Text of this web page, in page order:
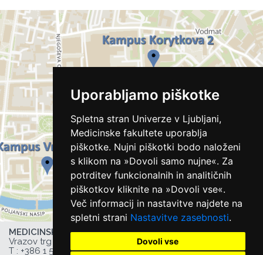
Uporabljamo piškotke
Spletna stran Univerze v Ljubljani,
Medicinske fakultete uporablja
piškotke. Nujni piškotki bodo naloženi
s klikom na »Dovoli samo nujne«. Za
potrditev funkcionalnih in analitičnih
piškotkov kliknite na »Dovoli vse«.
Več informacij in nastavitve najdete na
spletni strani Nastavitve zasebnosti.
Dovoli vse
MEDICINSKA FAKULTETA UL,
Vrazov trg 2, 1000 Ljubljana, Slovenija,
T : +386 1 543 77 00, F: +386 1 543 77 01,